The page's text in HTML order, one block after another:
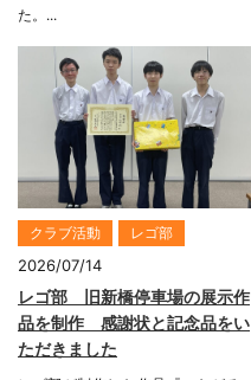
た。...
クラブ活動 レゴ部
2026/07/14
レゴ部 旧新橋停車場の展示作
品を制作 感謝状と記念品をい
ただきました